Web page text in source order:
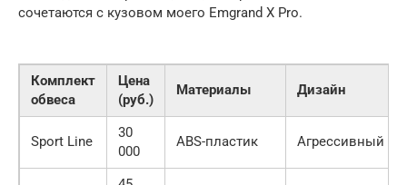
сочетаются с кузовом моего Emgrand X Pro.
Комплект
обвеса
Цена
(руб.)
Материалы Дизайн
Sport Line
30
000
ABS-пластик Агрессивный